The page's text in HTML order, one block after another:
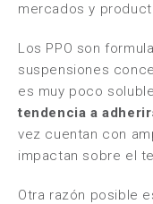
mercados y
Los PPO son
suspensiones
es muy poco
tendencia a
vez cuentan con
impactan sobre el
Otra razón posible